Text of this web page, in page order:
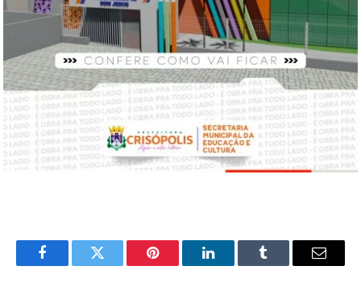
FacebookTwitter Pinterest LinkedInTumblr Email